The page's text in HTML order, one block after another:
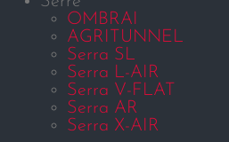
OMBRAI
AGRITUNNEL
Serra SL
Serra L-AIR
Serra V-FLAT
Serra AR
Serra X-AIR